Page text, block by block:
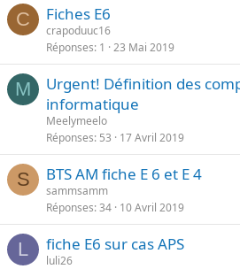
C Fiches E6
crapoduuc16
Réponses 1 23 Mai 2019
M
Urgent! Définition des
informatique
Meelymeelo
Réponses 53 17 Avril 2019
S BTS AM fiche E 6 et E 4
sammsamm
Réponses 34 10 Avril 2019
L fiche E6 sur cas APS
luli26